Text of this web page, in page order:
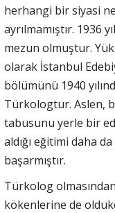
herhangi bir siyasi
ayrılmamıştır. 1936
mezun olmuştur.
olarak İstanbul
bölümünü 1940
Türkologtur. Aslen,
tabusunu yerle bir
aldığı eğitimi daha
başarmıştır.
Türkolog
kökenlerine de